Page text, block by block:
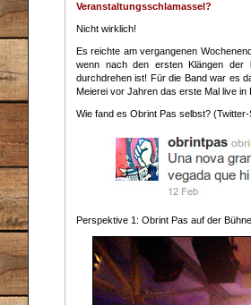
Veranstaltungsschlamassel?
Nicht wirklich!
Es reichte am vergangenen
wenn nach den ersten Klängen der
durchdrehen ist! Für die Band war es
Meierei vor Jahren das erste Mal live in
Wie fand es Obrint Pas selbst?
Perspektive 1: Obrint Pas auf der Bühne